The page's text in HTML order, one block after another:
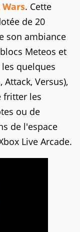
. Cette
de 20
son ambiance
Meteos et
quelques
Versus),
fritter les
ou de
de l'espace
Live Arcade.